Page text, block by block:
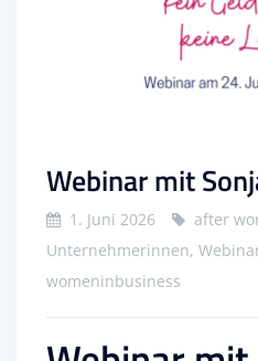
Webinar mit
1. Juni 2026
after
Unternehmerinnen,
womeninbusiness